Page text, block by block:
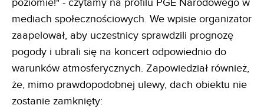
poziomie!" - czytamy na profilu PGE Narodowego w
mediach społecznościowych. We wpisie organizator
zaapelował, aby uczestnicy sprawdzili prognozę
pogody i ubrali się na koncert odpowiednio do
warunków atmosferycznych. Zapowiedział również,
że, mimo prawdopodobnej ulewy, dach obiektu nie
zostanie zamknięty: